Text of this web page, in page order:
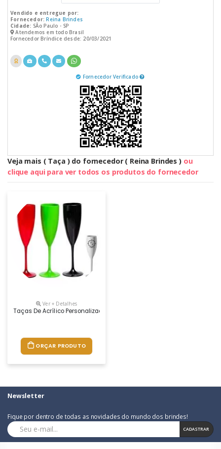
Vendido e entregue por:
Fornecedor: Reina Brindes
Cidade: SÃo Paulo - SP
Atendemos em todo Brasil
Fornecedor Bríndice desde: 20/03/2021
Fornecedor Verificado
Veja mais ( Taça ) do fornecedor ( Reina Brindes ) ou
clique aqui para ver todos os produtos do fornecedor
Ver + Detalhes
Taças De Acrílico Personalizadas Para Casamento. Capacidade:160 Ml.
ORÇAR PRODUTO
Newsletter
Fique por dentro de todas as novidades do mundo dos brindes!
CADASTRAR